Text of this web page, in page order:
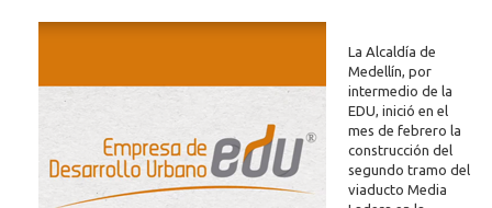
La Alcaldía de
Medellín, por
intermedio de la
EDU, inició en el
mes de febrero la
construcción del
segundo tramo del
viaducto Media